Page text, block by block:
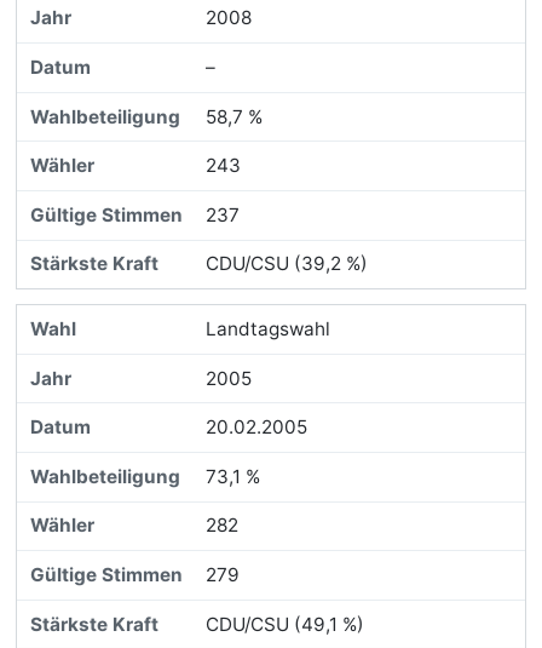
2008
–
58,7 %
243
237
CDU/CSU (39,2 %)
Landtagswahl
2005
20.02.2005
73,1 %
282
279
CDU/CSU (49,1 %)